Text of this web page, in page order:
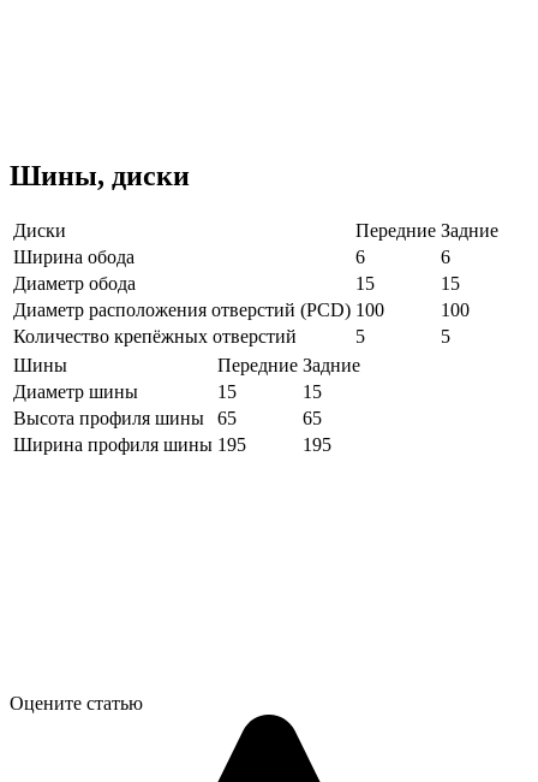
Шины, диски
Диски Передние Задние
Ширина обода
6
6
Диаметр обода
15
15
Диаметр расположения отверстий (PCD) 100
100
Количество крепёжных отверстий
5
5
Шины
Передние Задние
Диаметр шины
15
15
Высота профиля шины
65
65
Ширина профиля шины 195 195
Оцените статью